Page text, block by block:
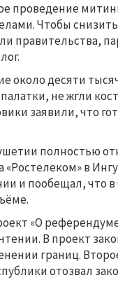
проведение
Чтобы
правительства,
около десяти
не жгли
заявили, что
полностью
в
и пообещал, что
«О
В проект
границ.
отозвал